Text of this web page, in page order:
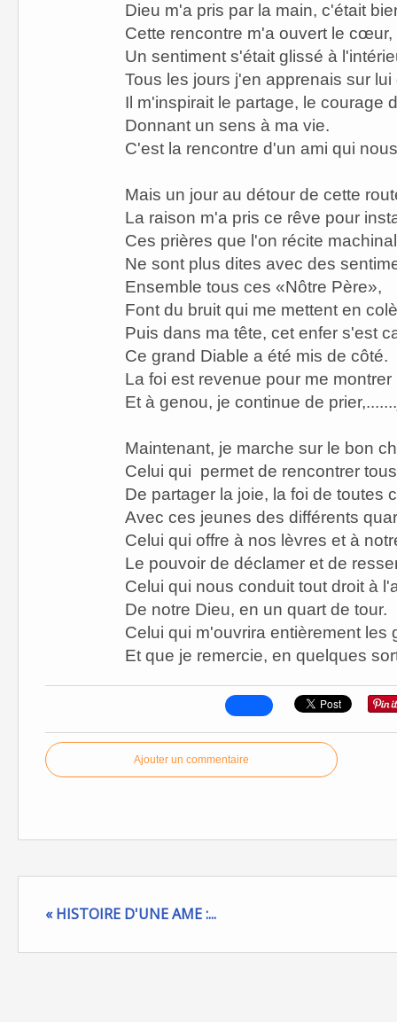
Dieu m'a pris par la main, c'était
Cette rencontre m'a ouvert le cœur,
Un sentiment s'était glissé à
Tous les jours j'en apprenais sur
Il m'inspirait le partage, le courage
Donnant un sens à ma vie.
C'est la rencontre d'un ami qui
Mais un jour au détour de cette
La raison m'a pris ce rêve pour
Ces prières que l'on récite
Ne sont plus dites avec des
Ensemble tous ces «Nôtre Père»,
Font du bruit qui me mettent en
Puis dans ma tête, cet enfer s'est
Ce grand Diable a été mis de côté.
La foi est revenue pour me montrer
Et à genou, je continue de
Maintenant, je marche sur le bon
Celui qui permet de rencontrer
De partager la joie, la foi de toutes
Avec ces jeunes des différents
Celui qui offre à nos lèvres et à
Le pouvoir de déclamer et de
Celui qui nous conduit tout droit à
De notre Dieu, en un quart de tour.
Celui qui m'ouvrira entièrement les
Et que je remercie, en quelques
Ajouter un commentaire
« HISTOIRE D'UNE AME :...